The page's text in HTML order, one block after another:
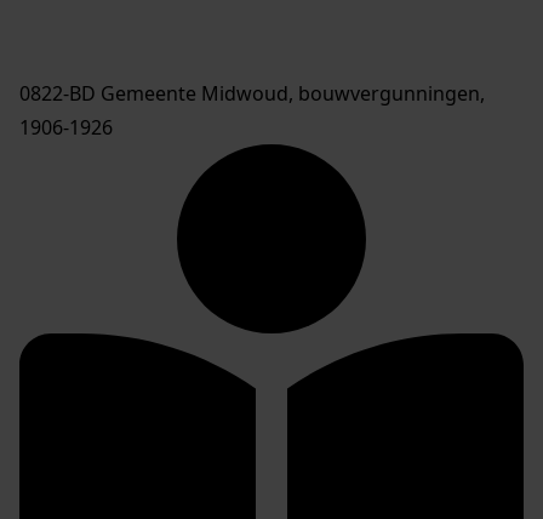
0822-BD Gemeente Midwoud, bouwvergunningen,
1906-1926